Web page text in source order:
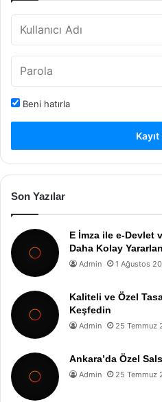
Beni hatırla
Kayıt
Son Yazılar
E İmza ile e-Devlet
Daha Kolay
Admin 1 Ağustos
Kaliteli ve Özel
Keşfedin
Admin 25 Temmuz
Ankara’da Özel
Admin 25 Temmuz